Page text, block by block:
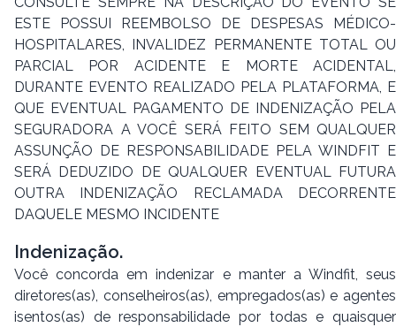
ESTE POSSUI REEMBOLSO DE DESPESAS MÉDICO-
HOSPITALARES, INVALIDEZ PERMANENTE TOTAL OU
PARCIAL POR ACIDENTE E MORTE ACIDENTAL,
DURANTE EVENTO REALIZADO PELA PLATAFORMA, E
QUE EVENTUAL PAGAMENTO DE INDENIZAÇÃO PELA
SEGURADORA A VOCÊ SERÁ FEITO SEM QUALQUER
ASSUNÇÃO DE RESPONSABILIDADE PELA WINDFIT E
SERÁ DEDUZIDO DE QUALQUER EVENTUAL FUTURA
OUTRA INDENIZAÇÃO RECLAMADA DECORRENTE
DAQUELE MESMO INCIDENTE
Indenização.
Você concorda em indenizar e manter a Windfit, seus
diretores(as), conselheiros(as), empregados(as) e agentes
isentos(as) de responsabilidade por todas e quaisquer